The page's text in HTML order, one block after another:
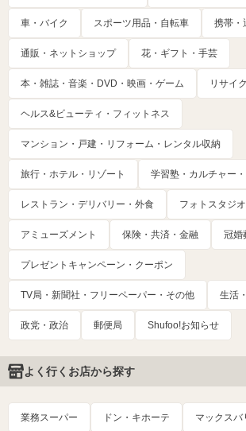
車・バイク スポーツ用品・自転車 携帯・
通販・ネットショップ 花・ギフト・手芸
本・雑誌・音楽・DVD・映画・ゲーム リサイ
ヘルス&ビューティ・フィットネス
マンション・戸建・リフォーム・レンタル収納
旅行・ホテル・リゾート 学習塾・カルチャー
レストラン・デリバリー・外食 フォトスタジ
アミューズメント 保険・共済・金融 冠婚
プレゼントキャンペーン・クーポン
TV局・新聞社・フリーペーパー・その他 生活
政党・政治 郵便局 Shufoo!お知らせ
よく行くお店から探す
業務スーパー ドン・キホーテ マックスバ